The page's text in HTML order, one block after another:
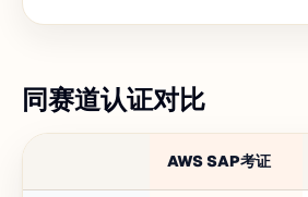
同赛道认证对比
AWS SAP考证